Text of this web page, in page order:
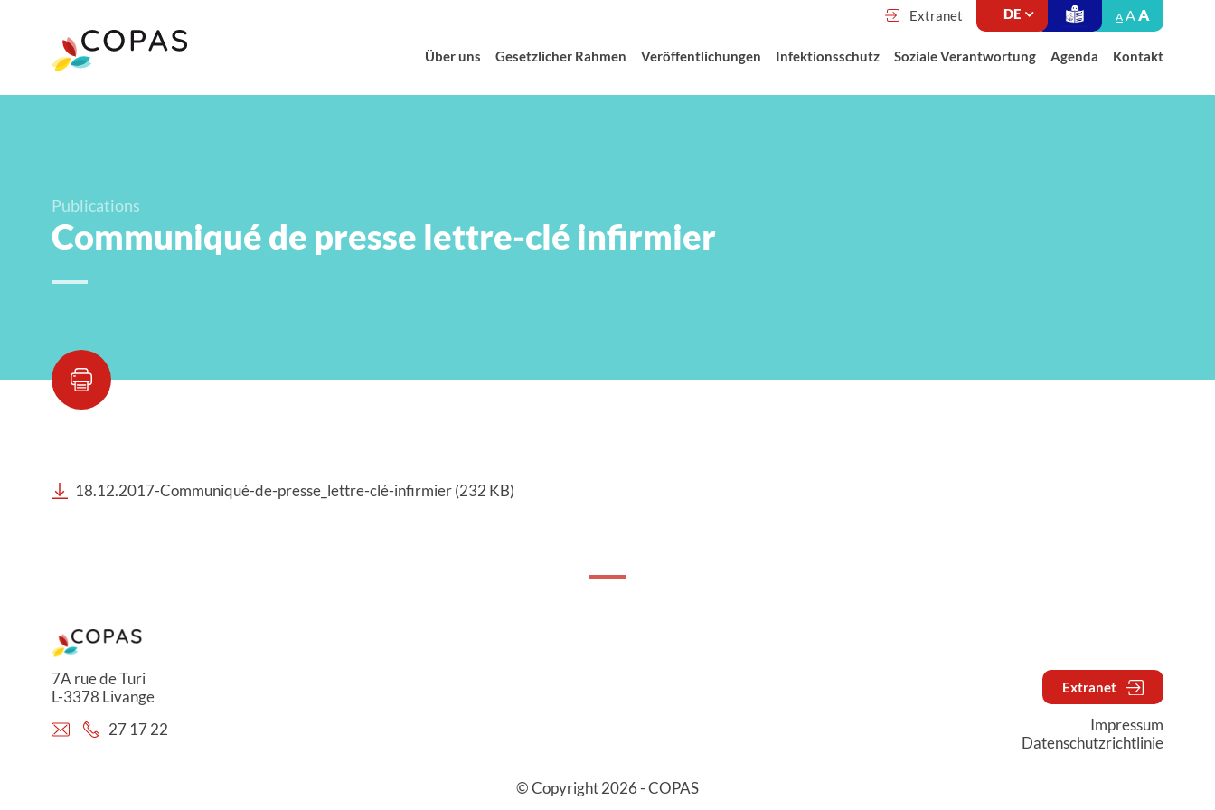
Extranet A AA
Über uns Gesetzlicher Rahmen Veröffentlichungen Infektionsschutz Soziale Verantwortung Agenda Kontakt
Publications
Communiqué de presse lettre-clé infirmier
18.12.2017-Communiqué-de-presse_lettre-clé-infirmier (232 KB)
7A rue de Turi
L-3378 Livange
27 17 22
Extranet
Impressum
Datenschutzrichtlinie
© Copyright 2026 - COPAS